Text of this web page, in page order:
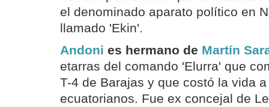
el denominado aparato político en
llamado 'Ekin'.
Andoni es hermano de Martín
etarras del comando 'Elurra' que
T-4 de Barajas y que costó la vida
ecuatorianos. Fue ex concejal de